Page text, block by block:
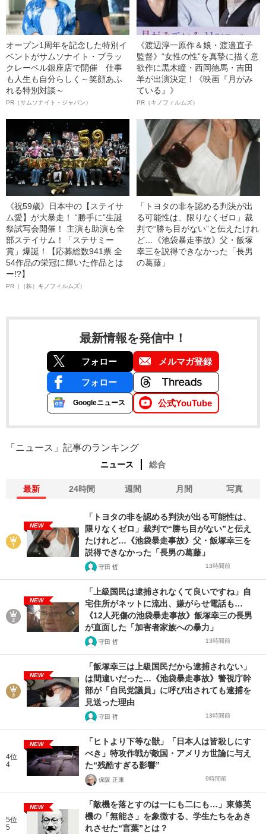
オープン1周年を記念した特別イ
ベントがサムソナイト・ブラッ
クレーベル銀座店で開催 仕事
も人生も自分らしく～笑顔あふ
れる特別対談～
PR（サムソナイト・ジャパン）
《渡辺淳一原作＆娘・渡邉直子
監督》“女性の性”を真摯に描く意
欲作に黒木瞳・西岡德馬・吉田
羊が出演決定！《映画『月がみ
ている』》
PR（キノフィルムズ）
《祝59歳》日本中の【ステイサ
ム愛】が大暴走！ “勝手に”生誕
祭試写会開催！ 主演も助演も全
部ステイサム！「ステサミー
賞」爆誕！【応募総数941票 全
54作品の栄冠に輝いた作品とは
ー!?】
PR（（株）キノフィルムズ）
「トヨタの非を認める判決が出
る可能性は、限りなくゼロ」裁
判で“勝ち目がない”と伝えたけれ
ど…《池袋暴走事故》父・飯塚
幸三を説得できなかった「長男
の葛藤」
最新情報を発信中！
フォロー メルマガ登録
フォロー
Googleニュース 公式YouTube
「ニュース」記事のランキング
ニュース 総合
最新 24時間 週間 月間 写真
NEW
「トヨタの非を認める判決が出る可能性は、
限りなくゼロ」裁判で“勝ち目がない”と伝え
たけれど…《池袋暴走事故》父・飯塚幸三を
説得できなかった「長男の葛藤」
守田 哲 13時間前
NEW
「上級国民は逮捕されなくて良いですね」自
宅住所がネットに流出、嫌がらせ電話も…
《12人死傷の池袋暴走事故》飯塚幸三の長男
が直面した「加害者家族への暴力」
守田 哲 13時間前
NEW
「飯塚幸三は上級国民だから逮捕されない」
は間違いだった…《池袋暴走事故》警視庁幹
部が「自民党議員」に呼び出されても逮捕を
見送った理由
守田 哲 13時間前
4位
4
NEW
「ヒトより下等な獣」「日本人は皆殺しにす
べき」特攻作戦が敵国・アメリカ世論に与え
た“残酷すぎる影響”
保阪 正康 9時間前
5位
5
NEW
「敵機を落とすのは一にも二にも…」東條英
機の「無能さ」を象徴する、学生たちをあき
れさせた“言葉”とは？